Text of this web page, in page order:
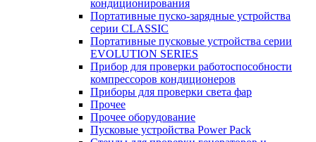
кондиционирования
Портативные пуско-зарядные устройства
серии CLASSIC
Портативные пусковые устройства серии
EVOLUTION SERIES
Прибор для проверки работоспособности
компрессоров кондиционеров
Приборы для проверки света фар
Прочее
Прочее оборудование
Пусковые устройства Power Pack